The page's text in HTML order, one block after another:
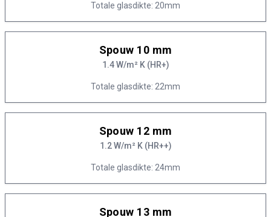
Totale glasdikte: 20mm
Spouw 10 mm
1.4 W/m² K (HR+)
Totale glasdikte: 22mm
Spouw 12 mm
1.2 W/m² K (HR++)
Totale glasdikte: 24mm
Spouw 13 mm